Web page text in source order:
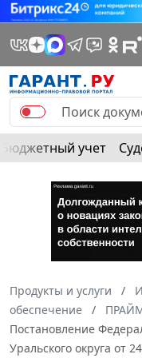
Бюджетный учет
Продукты и услуги
обеспечение
Постановление
Уральского округа от